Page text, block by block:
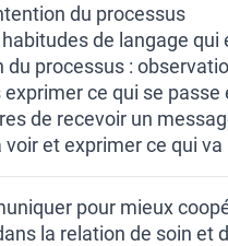
du processus
de langage
du processus :
ce qui se passe
de recevoir un
voir et exprimer ce qui
pour mieux
la relation de soin et